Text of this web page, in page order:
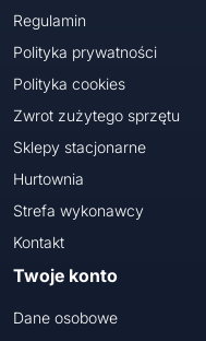
Regulamin
Polityka prywatności
Polityka cookies
Zwrot zużytego sprzętu
Sklepy stacjonarne
Hurtownia
Strefa wykonawcy
Kontakt
Twoje konto
Dane osobowe